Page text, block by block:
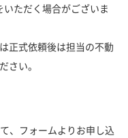
ただく場合がございま
正式依頼後は担当の不動
さい。
、フォームよりお申し込